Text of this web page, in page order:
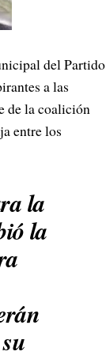
del Partido
a las
de la coalición
entre los
la
la